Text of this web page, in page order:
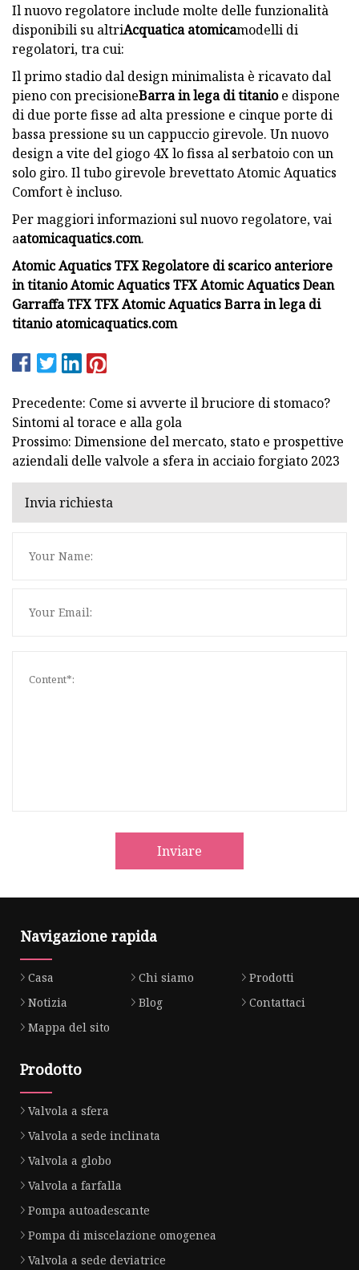
Il nuovo regolatore include molte delle funzionalità
disponibili su altriAcquatica atomicamodelli di
regolatori, tra cui:
Il primo stadio dal design minimalista è ricavato dal
pieno con precisioneBarra in lega di titanioe dispone
di due porte fisse ad alta pressione e cinque porte di
bassa pressione su un cappuccio girevole. Un nuovo
design a vite del giogo 4X lo fissa al serbatoio con un
solo giro. Il tubo girevole brevettato Atomic Aquatics
Comfort è incluso.
Per maggiori informazioni sul nuovo regolatore, vai
aatomicaquatics.com.
Atomic Aquatics TFX Regolatore di scarico anteriore
in titanio Atomic Aquatics TFX Atomic Aquatics Dean
Garraffa TFX TFX Atomic Aquatics Barra in lega di
titanio atomicaquatics.com
Precedente: Come si avverte il bruciore di stomaco?
Sintomi al torace e alla gola
Prossimo: Dimensione del mercato, stato e prospettive
aziendali delle valvole a sfera in acciaio forgiato 2023
Invia richiesta
Inviare
Navigazione rapida
Casa Chi siamo
Prodotti
Notizia
Blog
Contattaci
Mappa del sito
Prodotto
Valvola a sfera
Valvola a sede inclinata
Valvola a globo
Valvola a farfalla
Pompa autoadescante
Pompa di miscelazione omogenea
Valvola a sede deviatrice